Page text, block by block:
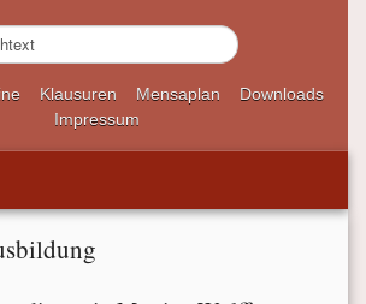
Klausuren Mensaplan
Downloads
Impressum